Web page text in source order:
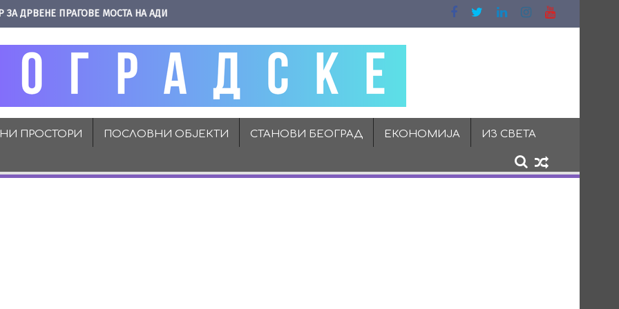
ЗА ДРВЕНЕ ПРАГОВЕ МОСТА НА АДИ
ПРОСТОРИ ПОСЛОВНИ ОБЈЕКТИ СТАНОВИ БЕОГРАД ЕКОНОМИЈА ИЗ СВЕТА